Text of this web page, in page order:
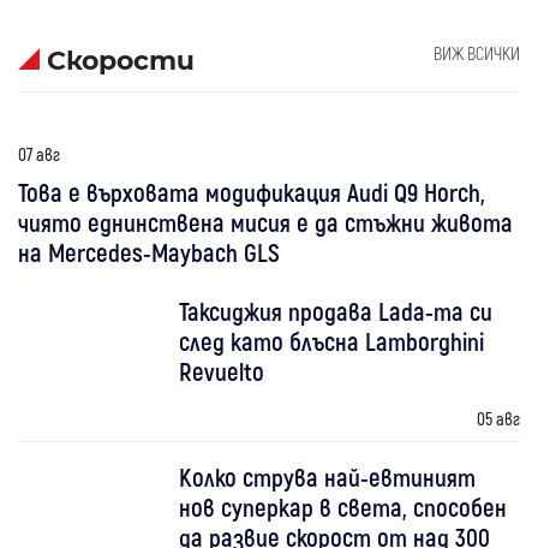
Скорости ВИЖ ВСИЧКИ
07 авг
Това е върховата модификация Audi Q9 Horch,
чиято еднинствена мисия е да стъжни живота
на Mercedes-Maybach GLS
Таксиджия продава Lada-та си
след като блъсна Lamborghini
Revuelto
05 авг
Колко струва най-евтиният
нов суперкар в света, способен
да развие скорост от над 300